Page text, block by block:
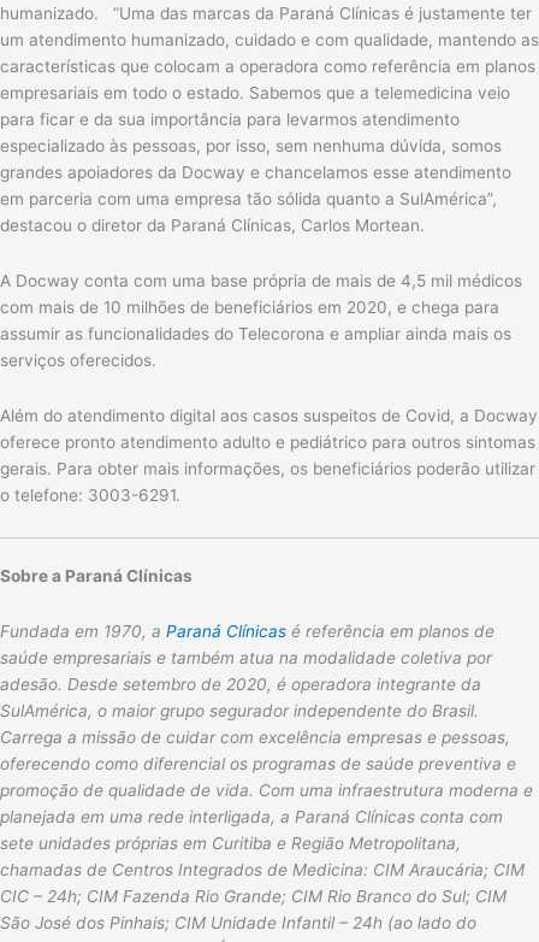
humanizado. “Uma das marcas da Paraná Clínicas é justamente ter
um atendimento humanizado, cuidado e com qualidade, mantendo as
características que colocam a operadora como referência em planos
empresariais em todo o estado. Sabemos que a telemedicina veio
para ficar e da sua importância para levarmos atendimento
especializado às pessoas, por isso, sem nenhuma dúvida, somos
grandes apoiadores da Docway e chancelamos esse atendimento
em parceria com uma empresa tão sólida quanto a SulAmérica”,
destacou o diretor da Paraná Clínicas, Carlos Mortean.
A Docway conta com uma base própria de mais de 4,5 mil médicos
com mais de 10 milhões de beneficiários em 2020, e chega para
assumir as funcionalidades do Telecorona e ampliar ainda mais os
serviços oferecidos.
Além do atendimento digital aos casos suspeitos de Covid, a Docway
oferece pronto atendimento adulto e pediátrico para outros sintomas
gerais. Para obter mais informações, os beneficiários poderão utilizar
o telefone: 3003-6291.
Sobre a Paraná Clínicas
Fundada em 1970, a Paraná Clínicas é referência em planos de
saúde empresariais e também atua na modalidade coletiva por
adesão. Desde setembro de 2020, é operadora integrante da
SulAmérica, o maior grupo segurador independente do Brasil.
Carrega a missão de cuidar com excelência empresas e pessoas,
oferecendo como diferencial os programas de saúde preventiva e
promoção de qualidade de vida. Com uma infraestrutura moderna e
planejada em uma rede interligada, a Paraná Clínicas conta com
sete unidades próprias em Curitiba e Região Metropolitana,
chamadas de Centros Integrados de Medicina: CIM Araucária; CIM
CIC – 24h; CIM Fazenda Rio Grande; CIM Rio Branco do Sul; CIM
São José dos Pinhais; CIM Unidade Infantil – 24h (ao lado do